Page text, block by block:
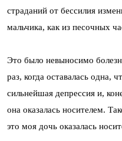
страданий от бессилия
мальчика, как из песочных
Это было невыносимо
раз, когда оставалась одна,
сильнейшая депрессия и,
она оказалась носителем.
это моя дочь оказалась